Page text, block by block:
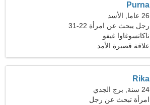
Purna
26 عاما, الأسد
رجل يبحث عن امرأة 22-31
ناكاتسوغاوا غيفو
علاقة قصيرة الأمد
Rika
24 سنة, برج الجدي
امرأة تبحث عن رجل